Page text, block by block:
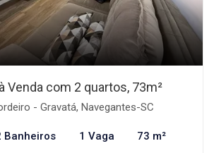
Venda com 2 quartos, 73m²
- Gravatá, Navegantes-SC
Banheiros 1 Vaga 73 m²